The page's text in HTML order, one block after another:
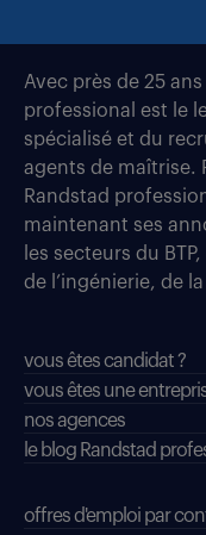
Avec près de 25
professional est le
spécialisé et du
agents de maîtrise.
Randstad
maintenant ses
les secteurs du
de l’ingénierie, de
vous êtes candidat ?
vous êtes une
nos agences
le blog Randstad
offres d'emploi par